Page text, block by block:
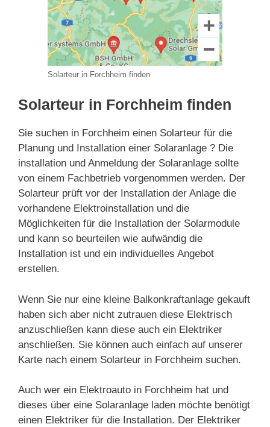
Solarteur in Forchheim finden
Solarteur in Forchheim finden
Sie suchen in Forchheim einen Solarteur für die
Planung und Installation einer Solaranlage ? Die
installation und Anmeldung der Solaranlage sollte
von einem Fachbetrieb vorgenommen werden. Der
Solarteur prüft vor der Installation der Anlage die
vorhandene Elektroinstallation und die
Möglichkeiten für die Installation der Solarmodule
und kann so beurteilen wie aufwändig die
Installation ist und ein individuelles Angebot
erstellen.
Wenn Sie nur eine kleine Balkonkraftanlage gekauft
haben sich aber nicht zutrauen diese Elektrisch
anzuschließen kann diese auch ein Elektriker
anschließen. Sie können auch einfach auf unserer
Karte nach einem Solarteur in Forchheim suchen.
Auch wer ein Elektroauto in Forchheim hat und
dieses über eine Solaranlage laden möchte benötigt
einen Elektriker für die Installation. Der Elektriker